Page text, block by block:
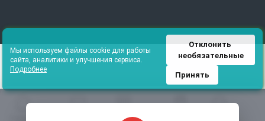
Каталог
Мы используем файлы cookie для работы
сайта, аналитики и улучшения сервиса.
Подробнее
Отклонить
необязательные
Принять